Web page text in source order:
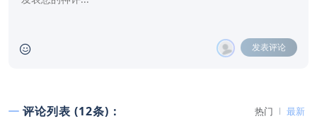
发表评论
评论列表 (12条)： 热门 最新